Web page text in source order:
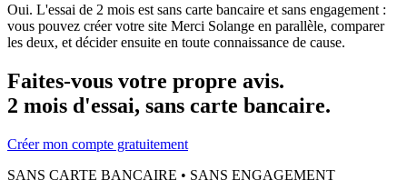
Oui. L'essai de 2 mois est sans carte bancaire et sans engagement :
vous pouvez créer votre site Merci Solange en parallèle, comparer
les deux, et décider ensuite en toute connaissance de cause.
Faites-vous votre propre avis.
2 mois d'essai, sans carte bancaire.
Créer mon compte gratuitement
SANS CARTE BANCAIRE • SANS ENGAGEMENT